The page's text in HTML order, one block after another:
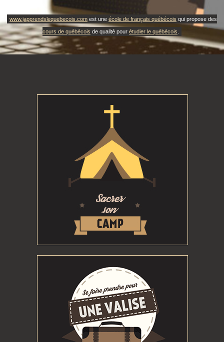
www.japprendslequebecois.com est une école de français québécois qui propose des
cours de québécois de qualité pour étudier le québécois